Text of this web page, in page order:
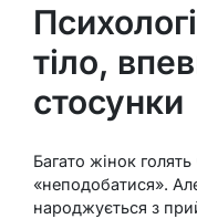
тіло,
стосунки
Багато жінок
«неподобатися».
народжується з